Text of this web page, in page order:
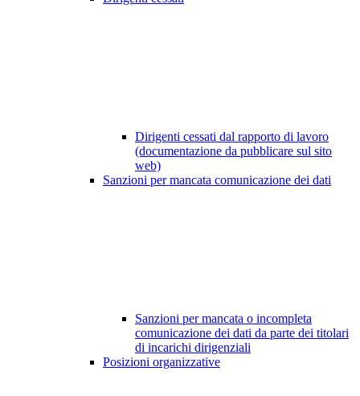
Dirigenti cessati dal rapporto di lavoro
(documentazione da pubblicare sul sito
web)
Sanzioni per mancata comunicazione dei dati
Sanzioni per mancata o incompleta
comunicazione dei dati da parte dei titolari
di incarichi dirigenziali
Posizioni organizzative